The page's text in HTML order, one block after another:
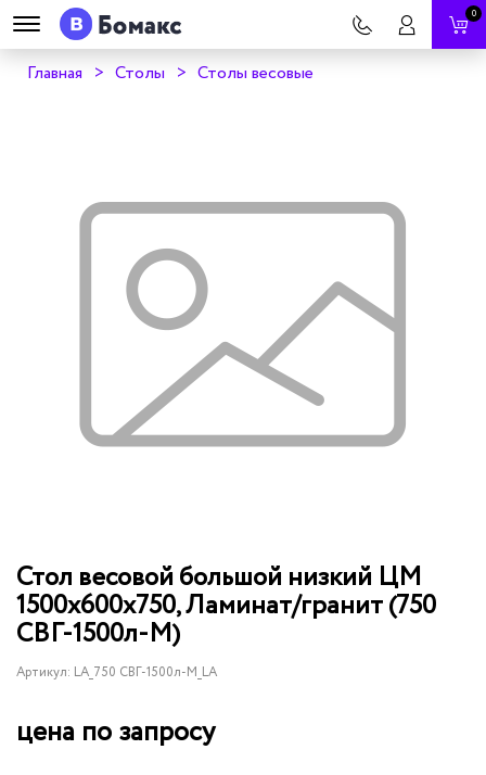
0
Главная Столы Столы весовые
Стол весовой большой низкий ЦМ
1500х600х750, Ламинат/гранит (750
СВГ-1500л-М)
Артикул: LA_750 СВГ-1500л-М_LA
цена по запросу